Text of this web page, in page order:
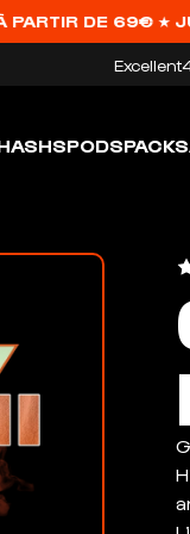
DE 69€ ★
Excellent
PODSPACKS